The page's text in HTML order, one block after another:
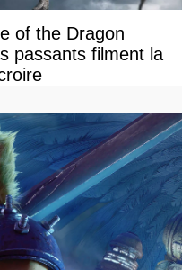
of the Dragon
passants filment la